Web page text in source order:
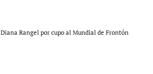
Diana Rangel por cupo al Mundial de Frontón